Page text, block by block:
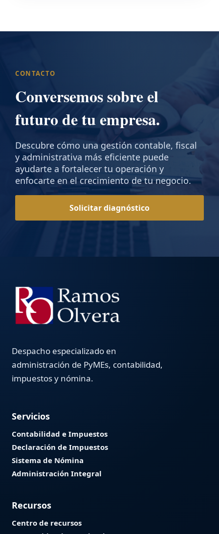
CONTACTO
Conversemos sobre el
futuro de tu empresa.
Descubre cómo una gestión contable, fiscal
y administrativa más eficiente puede
ayudarte a fortalecer tu operación y
enfocarte en el crecimiento de tu negocio.
Solicitar diagnóstico
Despacho especializado en
administración de PyMEs, contabilidad,
impuestos y nómina.
Servicios
Contabilidad e Impuestos
Declaración de Impuestos
Sistema de Nómina
Administración Integral
Recursos
Centro de recursos